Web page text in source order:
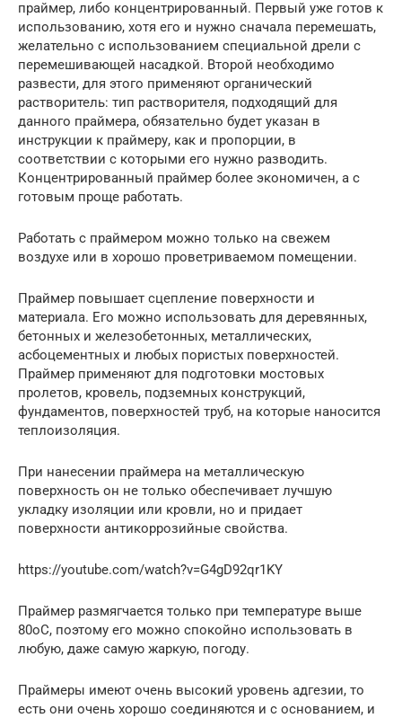
праймер, либо концентрированный. Первый уже готов к
использованию, хотя его и нужно сначала перемешать,
желательно с использованием специальной дрели с
перемешивающей насадкой. Второй необходимо
развести, для этого применяют органический
растворитель: тип растворителя, подходящий для
данного праймера, обязательно будет указан в
инструкции к праймеру, как и пропорции, в
соответствии с которыми его нужно разводить.
Концентрированный праймер более экономичен, а с
готовым проще работать.
Работать с праймером можно только на свежем
воздухе или в хорошо проветриваемом помещении.
Праймер повышает сцепление поверхности и
материала. Его можно использовать для деревянных,
бетонных и железобетонных, металлических,
асбоцементных и любых пористых поверхностей.
Праймер применяют для подготовки мостовых
пролетов, кровель, подземных конструкций,
фундаментов, поверхностей труб, на которые наносится
теплоизоляция.
При нанесении праймера на металлическую
поверхность он не только обеспечивает лучшую
укладку изоляции или кровли, но и придает
поверхности антикоррозийные свойства.
https://youtube.com/watch?v=G4gD92qr1KY
Праймер размягчается только при температуре выше
80oC, поэтому его можно спокойно использовать в
любую, даже самую жаркую, погоду.
Праймеры имеют очень высокий уровень адгезии, то
есть они очень хорошо соединяются и с основанием, и